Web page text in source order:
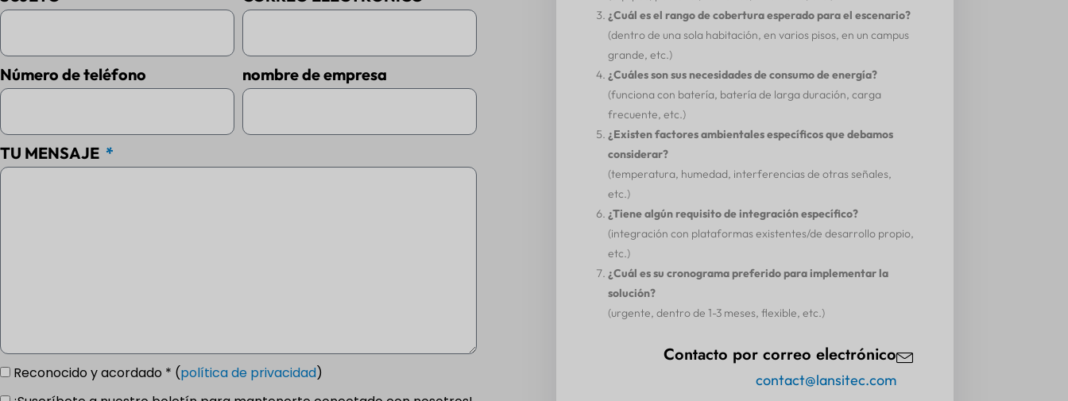
Número de teléfono nombre de empresa
TU MENSAJE
Reconocido y acordado * (política de privacidad)
¿Cuál es el rango de cobertura esperado para el escenario?
(dentro de una sola habitación, en varios pisos, en un campus
grande, etc.)
¿Cuáles son sus necesidades de consumo de energía?
(funciona con batería, batería de larga duración, carga
frecuente, etc.)
¿Existen factores ambientales específicos que debamos
considerar?
(temperatura, humedad, interferencias de otras señales,
etc.)
¿Tiene algún requisito de integración específico?
(integración con plataformas existentes/de desarrollo propio,
etc.)
¿Cuál es su cronograma preferido para implementar la
solución?
(urgente, dentro de 1-3 meses, flexible, etc.)
Contacto por correo electrónico
contact@lansitec.com